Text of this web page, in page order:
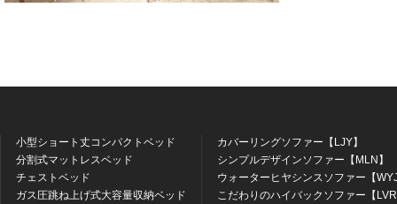
小型ショート丈コンパクトベッド
分割式マットレスベッド
チェストベッド
ガス圧跳ね上げ式大容量収納ベッド
カバーリングソファー【LJY】
シンプルデザインソファー【MLN】
ウォーターヒヤシンスソファー【
こだわりのハイバックソファー【